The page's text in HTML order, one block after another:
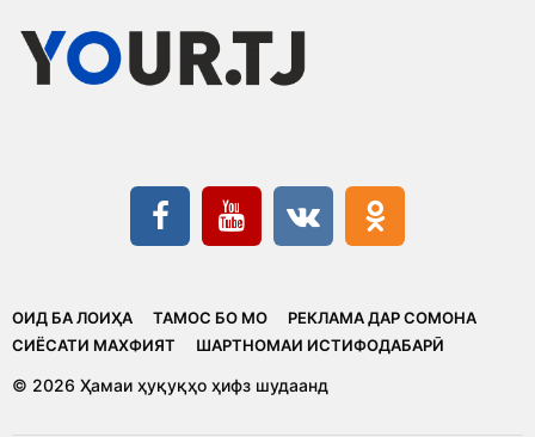
ОИД БА ЛОИҲА ТАМОС БО МО
РЕКЛАМА ДАР СОМОНА
CИЁСАТИ МАХФИЯТ
ШАРТНОМАИ ИСТИФОДАБАРӢ
© 2026 Ҳамаи ҳуқуқҳо ҳифз шудаанд